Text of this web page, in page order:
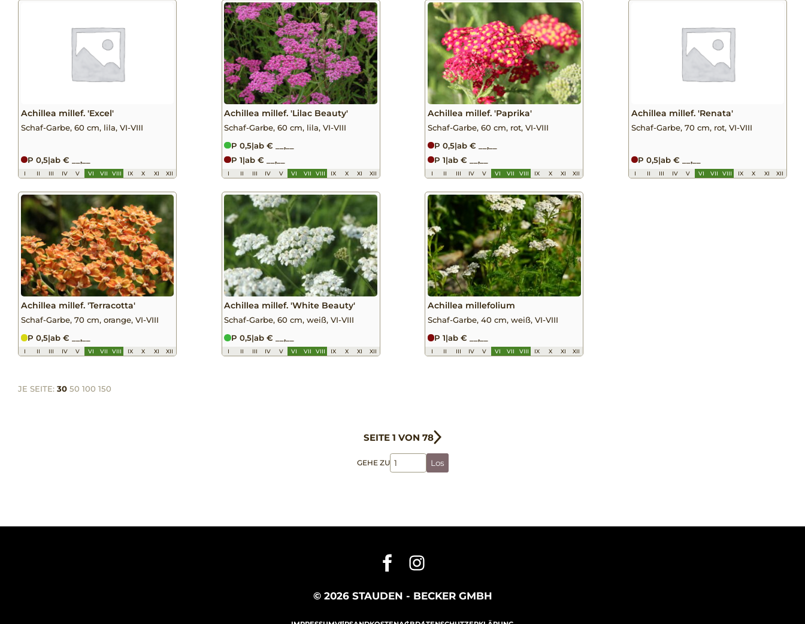
Achillea millef. 'Excel'
Schaf-Garbe, 60 cm, lila, VI-VIII
P 0,5|ab € __,__
I II III IV V VI VII VIII IX X XI XII
Achillea millef. 'Lilac Beauty'
Schaf-Garbe, 60 cm, lila, VI-VIII
P 0,5|ab € __,__
P 1|ab € __,__
I II III IV V VI VII VIII IX X XI XII
Achillea millef. 'Paprika'
Schaf-Garbe, 60 cm, rot, VI-VIII
P 0,5|ab € __,__
P 1|ab € __,__
I II III IV V VI VII VIII IX X XI XII
Achillea millef. 'Renata'
Schaf-Garbe, 70 cm, rot, VI-VIII
P 0,5|ab € __,__
I II III IV V VI VII VIII IX X XI XII
Achillea millef. 'Terracotta'
Schaf-Garbe, 70 cm, orange, VI-VIII
P 0,5|ab € __,__
I II III IV V VI VII VIII IX X XI XII
Achillea millef. 'White Beauty'
Schaf-Garbe, 60 cm, weiß, VI-VIII
P 0,5|ab € __,__
I II III IV V VI VII VIII IX X XI XII
Achillea millefolium
Schaf-Garbe, 40 cm, weiß, VI-VIII
P 1|ab € __,__
I II III IV V VI VII VIII IX X XI XII
JE SEITE: 30 50 100 150
SEITE 1 VON 78
GEHE ZU Los
© 2026 STAUDEN - BECKER GMBH